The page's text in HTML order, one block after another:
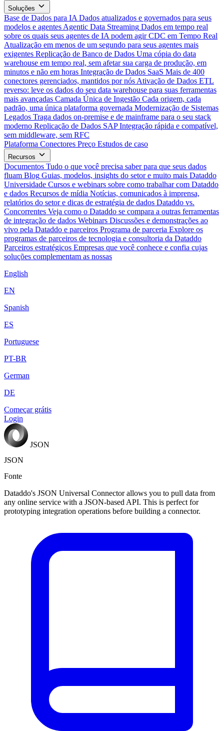
Soluções
Base de Dados para IA Dados atualizados e governados para seus
modelos e agentes Agentic Data Streaming Dados em tempo real
sobre os quais seus agentes de IA podem agir CDC em Tempo Real
Atualização em menos de um segundo para seus agentes mais
exigentes Replicação de Banco de Dados Uma cópia do data
warehouse em tempo real, sem afetar sua carga de produção, em
minutos e não em horas Integração de Dados SaaS Mais de 400
conectores gerenciados, mantidos por nós Ativação de Dados ETL
reverso: leve os dados do seu data warehouse para suas ferramentas
mais avançadas Camada Única de Ingestão Cada origem, cada
padrão, uma única plataforma governada Modernização de Sistemas
Legados Traga dados on-premise e de mainframe para o seu stack
moderno Replicação de Dados SAP Integração rápida e compatível,
sem middleware, sem RFC
Plataforma Conectores Preço Estudos de caso
Recursos
Documentos Tudo o que você precisa saber para que seus dados
fluam Blog Guias, modelos, insights do setor e muito mais Dataddo
Universidade Cursos e webinars sobre como trabalhar com Dataddo
e dados Recursos de mídia Notícias, comunicados à imprensa,
relatórios do setor e dicas de estratégia de dados Dataddo vs.
Concorrentes Veja como o Dataddo se compara a outras ferramentas
de integração de dados Webinars Discussões e demonstrações ao
vivo pela Dataddo e parceiros Programa de parceria Explore os
programas de parceiros de tecnologia e consultoria da Dataddo
Parceiros estratégicos Empresas que você conhece e confia cujas
soluções complementam as nossas
English
EN
Spanish
ES
Portuguese
PT-BR
German
DE
Começar grátis
Login
JSON
JSON
Fonte
Dataddo's JSON Universal Connector allows you to pull data from
any online service with a JSON-based API. This is perfect for
prototyping integration operations before building a connector.